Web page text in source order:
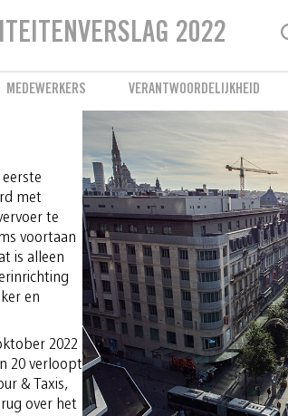
2022
haar personeel
MEDEWERKERS VERANTWOORDELIJKHEID
eerste
met
te
voortaan
is alleen
en
2022
20 verloopt
& Taxis,
over het